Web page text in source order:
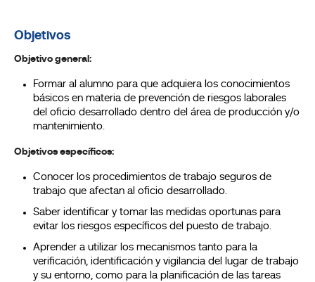
Objetivos
Objetivo general:
Formar al alumno para que adquiera los conocimientos
básicos en materia de prevención de riesgos laborales
del oficio desarrollado dentro del área de producción y/o
mantenimiento.
Objetivos específicos:
Conocer los procedimientos de trabajo seguros de
trabajo que afectan al oficio desarrollado.
Saber identificar y tomar las medidas oportunas para
evitar los riesgos específicos del puesto de trabajo.
Aprender a utilizar los mecanismos tanto para la
verificación, identificación y vigilancia del lugar de trabajo
y su entorno, como para la planificación de las tareas